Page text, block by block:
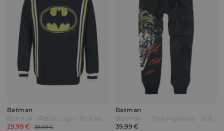
Batman
Batman - Retro Logo - Strickpullover - multicolor - EMP Exklusiv! Bunt
29,99 €
59,99 €
Batman
Batman - - Trainingshose - schwarz - EMP Exklusiv!
39,99 €